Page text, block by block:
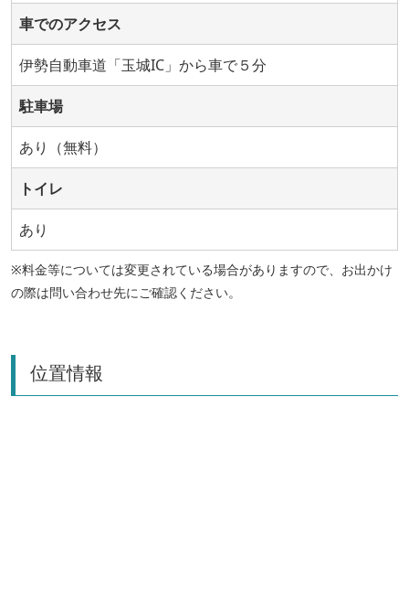
車でのアクセス
伊勢自動車道「玉城IC」から車で５分
駐車場
あり（無料）
トイレ
あり
※料金等については変更されている場合がありますので、お出かけ
の際は問い合わせ先にご確認ください。
位置情報